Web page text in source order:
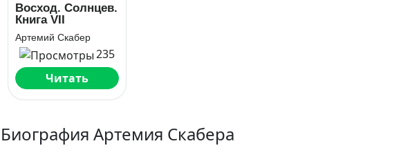
Восход. Солнцев.
Книга VII
Артемий Скабер
235
Читать
Биография Артемия Скабера